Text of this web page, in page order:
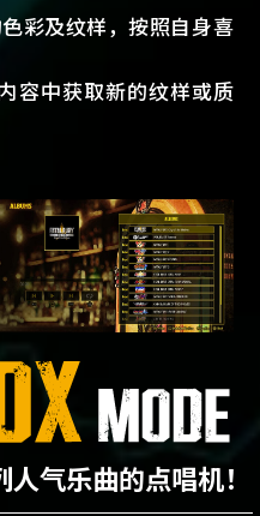
彩及纹样，按照自身喜
容中获取新的纹样或质
气乐曲的点唱机！